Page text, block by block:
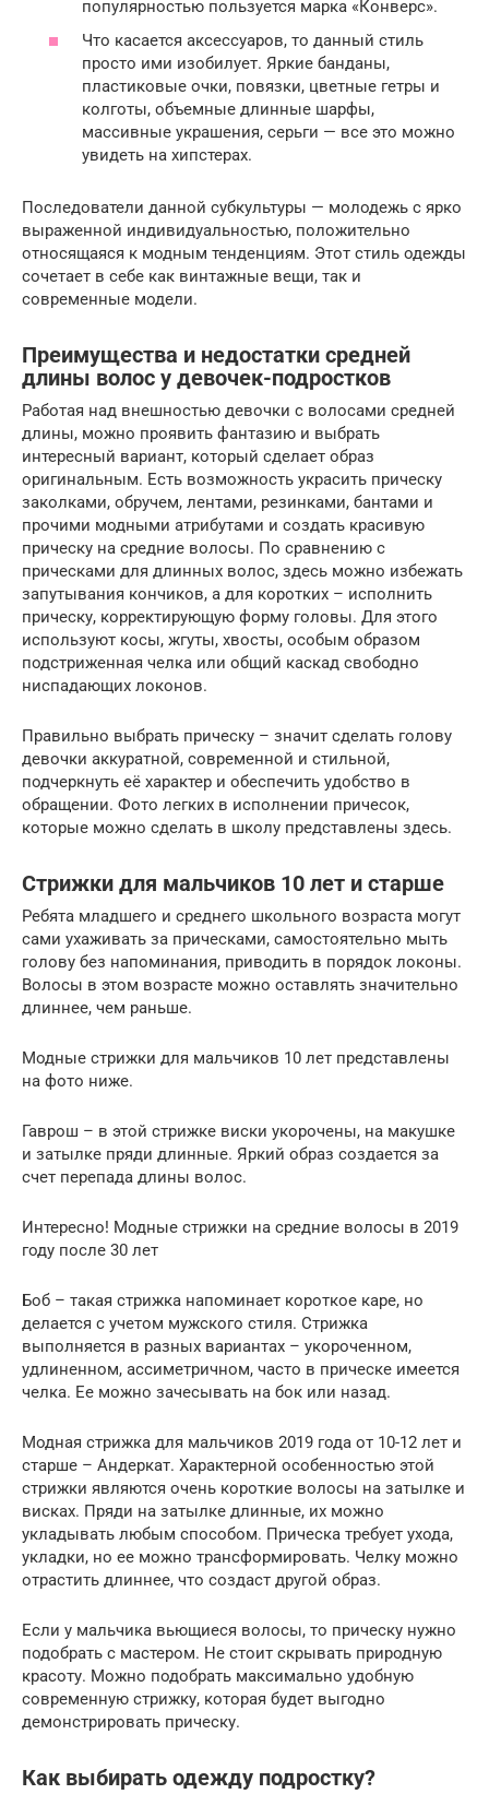
популярностью пользуется марка «Конверс».
Что касается аксессуаров, то данный стиль
просто ими изобилует. Яркие банданы,
пластиковые очки, повязки, цветные гетры и
колготы, объемные длинные шарфы,
массивные украшения, серьги — все это можно
увидеть на хипстерах.
Последователи данной субкультуры — молодежь с ярко
выраженной индивидуальностью, положительно
относящаяся к модным тенденциям. Этот стиль одежды
сочетает в себе как винтажные вещи, так и
современные модели.
Преимущества и недостатки средней
длины волос у девочек-подростков
Работая над внешностью девочки с волосами средней
длины, можно проявить фантазию и выбрать
интересный вариант, который сделает образ
оригинальным. Есть возможность украсить прическу
заколками, обручем, лентами, резинками, бантами и
прочими модными атрибутами и создать красивую
прическу на средние волосы. По сравнению с
прическами для длинных волос, здесь можно избежать
запутывания кончиков, а для коротких – исполнить
прическу, корректирующую форму головы. Для этого
используют косы, жгуты, хвосты, особым образом
подстриженная челка или общий каскад свободно
ниспадающих локонов.
Правильно выбрать прическу – значит сделать голову
девочки аккуратной, современной и стильной,
подчеркнуть её характер и обеспечить удобство в
обращении. Фото легких в исполнении причесок,
которые можно сделать в школу представлены здесь.
Стрижки для мальчиков 10 лет и старше
Ребята младшего и среднего школьного возраста могут
сами ухаживать за прическами, самостоятельно мыть
голову без напоминания, приводить в порядок локоны.
Волосы в этом возрасте можно оставлять значительно
длиннее, чем раньше.
Модные стрижки для мальчиков 10 лет представлены
на фото ниже.
Гаврош – в этой стрижке виски укорочены, на макушке
и затылке пряди длинные. Яркий образ создается за
счет перепада длины волос.
Интересно! Модные стрижки на средние волосы в 2019
году после 30 лет
Боб – такая стрижка напоминает короткое каре, но
делается с учетом мужского стиля. Стрижка
выполняется в разных вариантах – укороченном,
удлиненном, ассиметричном, часто в прическе имеется
челка. Ее можно зачесывать на бок или назад.
Модная стрижка для мальчиков 2019 года от 10-12 лет и
старше – Андеркат. Характерной особенностью этой
стрижки являются очень короткие волосы на затылке и
висках. Пряди на затылке длинные, их можно
укладывать любым способом. Прическа требует ухода,
укладки, но ее можно трансформировать. Челку можно
отрастить длиннее, что создаст другой образ.
Если у мальчика вьющиеся волосы, то прическу нужно
подобрать с мастером. Не стоит скрывать природную
красоту. Можно подобрать максимально удобную
современную стрижку, которая будет выгодно
демонстрировать прическу.
Как выбирать одежду подростку?